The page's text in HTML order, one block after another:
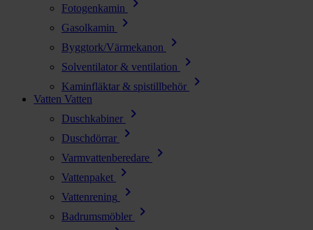
Fotogenkamin
Gasolkamin chevron_right
Byggtork/Värmekanon chevron_right
Solventilator & ventilation chevron_right
Kaminfläktar & spistillbehör chevron_right
Vatten Vatten
Duschkabiner
chevron_right
Duschdörrar chevron_right
Varmvattenberedare chevron_right
Vattenpaket chevron_right
Vattenrening chevron_right
Badrumsmöbler chevron_right